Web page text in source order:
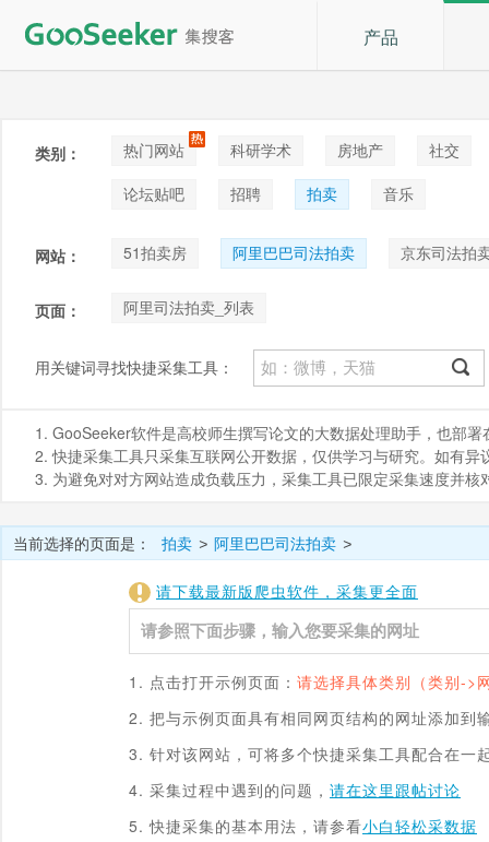
产品
类别： 热门网站 科研学术 房地产
社交
论坛贴吧
招聘 拍卖 音乐
网站： 51拍卖房 阿里巴巴司法拍卖 京东司法拍
页面： 阿里司法拍卖_列表
用关键词寻找快捷采集工具：
1. GooSeeker软件是高校师生撰写论文的大数据处理助手，也部
2. 快捷采集工具只采集互联网公开数据，仅供学习与研究。如有
3. 为避免对对方网站造成负载压力，采集工具已限定采集速度并
当前选择的页面是： 拍卖 > 阿里巴巴司法拍卖 >
请下载最新版爬虫软件，采集更全面
1. 点击打开示例页面： 请选择具体类别（类别->
2. 把与示例页面具有相同网页结构的网址添加到
3. 针对该网站，可将多个快捷采集工具配合在一
4. 采集过程中遇到的问题， 请在这里跟帖讨论
5. 快捷采集的基本用法，请参看小白轻松采数据